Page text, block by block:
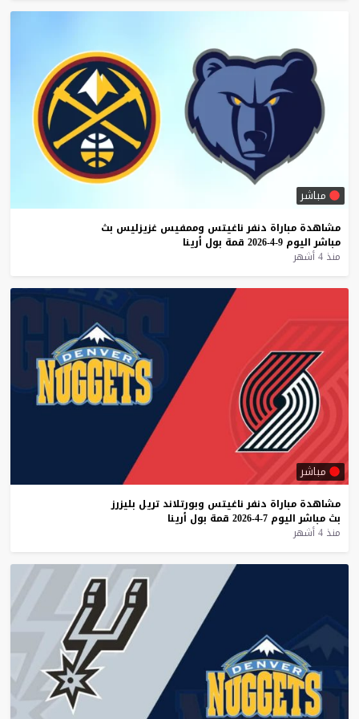
مباشر
مشاهدة مباراة دنفر ناغيتس وممفيس غزيزليس بث
مباشر اليوم 9-4-2026 قمة بول أرينا
منذ 4 أشهر
مباشر
مشاهدة مباراة دنفر ناغيتس وبورتلاند تريل بليزرز
بث مباشر اليوم 7-4-2026 قمة بول أرينا
منذ 4 أشهر